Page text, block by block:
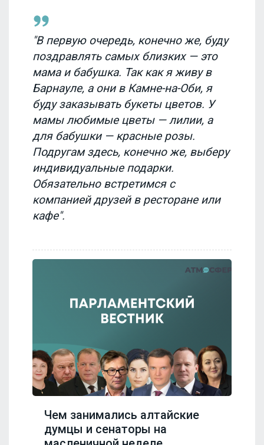
"В первую очередь, конечно же, буду
поздравлять самых близких — это
мама и бабушка. Так как я живу в
Барнауле, а они в Камне-на-Оби, я
буду заказывать букеты цветов. У
мамы любимые цветы — лилии, а
для бабушки — красные розы.
Подругам здесь, конечно же, выберу
индивидуальные подарки.
Обязательно встретимся с
компанией друзей в ресторане или
кафе".
Чем занимались алтайские
думцы и сенаторы на